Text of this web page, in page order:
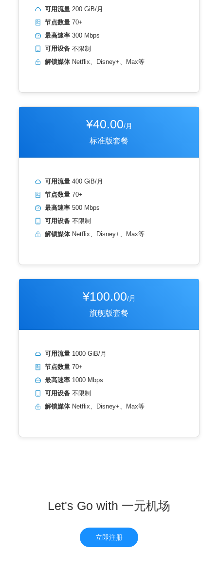
可用流量200 GiB/月
节点数量70+
最高速率300 Mbps
可用设备不限制
解锁媒体Netflix、Disney+、Max等
¥40.00/月
标准版套餐
可用流量400 GiB/月
节点数量70+
最高速率500 Mbps
可用设备不限制
解锁媒体Netflix、Disney+、Max等
¥100.00/月
旗舰版套餐
可用流量1000 GiB/月
节点数量70+
最高速率1000 Mbps
可用设备不限制
解锁媒体Netflix、Disney+、Max等
Let's Go with 一元机场
立即注册